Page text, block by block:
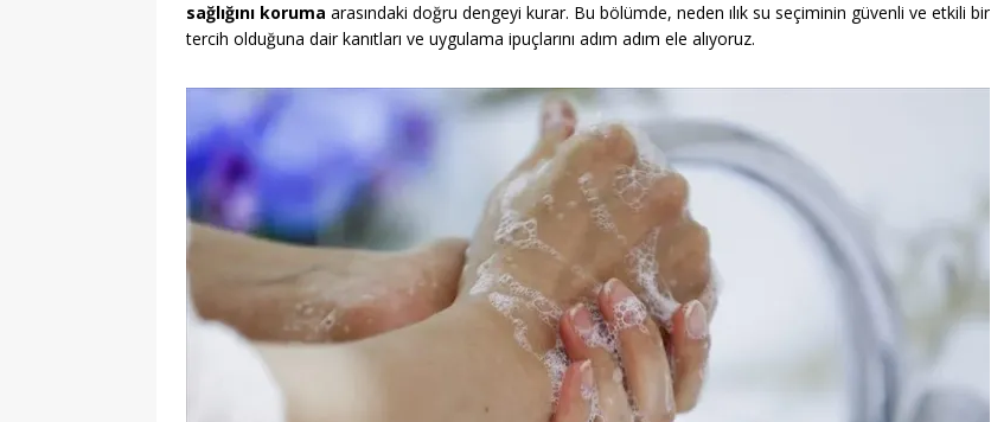
sağlığını koruma arasındaki doğru dengeyi kurar. Bu bölümde, neden ılık su seçiminin güvenli ve etkili bir
tercih olduğuna dair kanıtları ve uygulama ipuçlarını adım adım ele alıyoruz.